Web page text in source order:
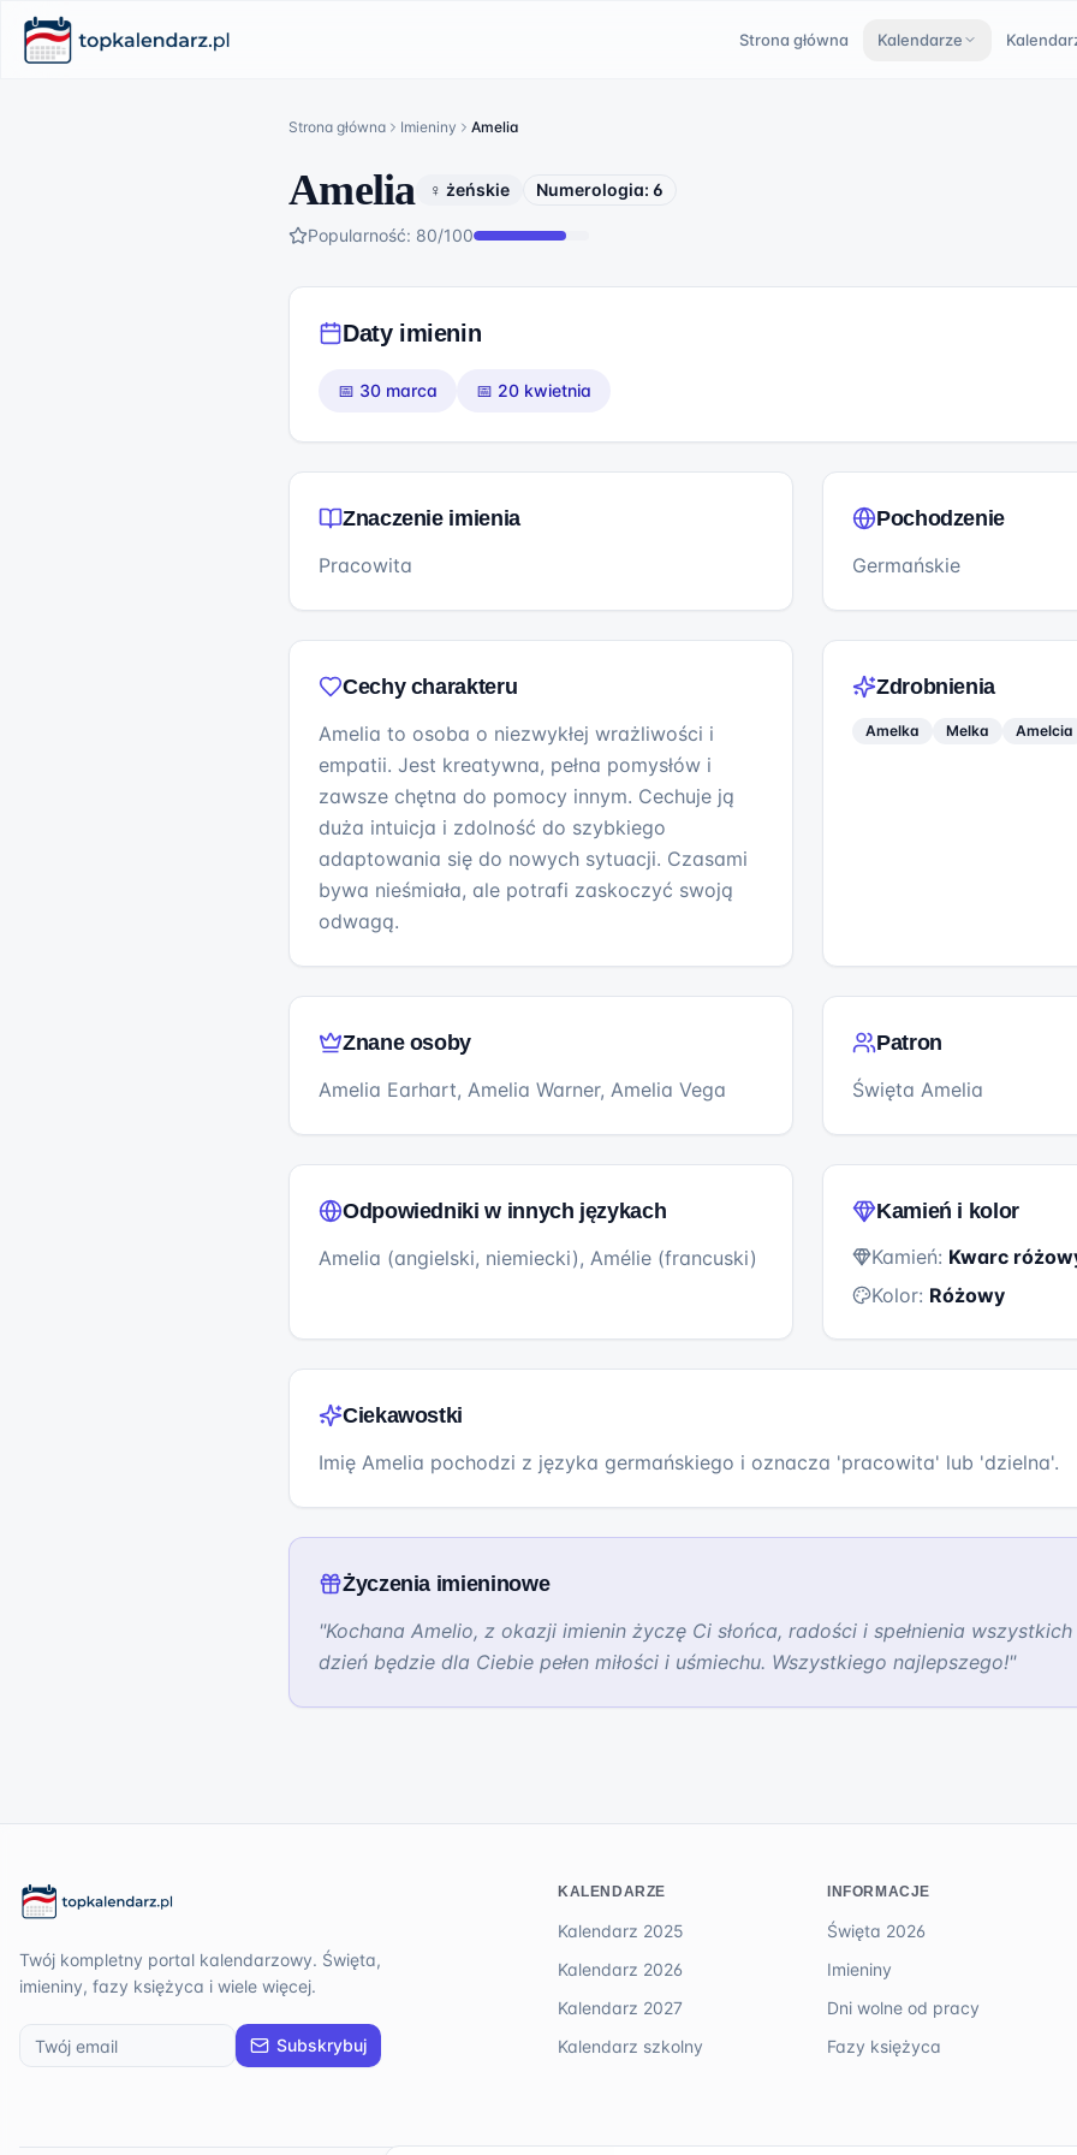
Strona główna Kalendarze
Strona główna Imieniny Amelia
Amelia ♀ żeńskie Numerologia: 6
Popularność: 80/100
Daty imienin
📅 30 marca 📅 20 kwietnia
Znaczenie imienia
Pracowita
Pochodzenie
Germańskie
Cechy charakteru
Amelia to osoba o niezwykłej wrażliwości i
empatii. Jest kreatywna, pełna pomysłów i
zawsze chętna do pomocy innym. Cechuje ją
duża intuicja i zdolność do szybkiego
adaptowania się do nowych sytuacji. Czasami
bywa nieśmiała, ale potrafi zaskoczyć swoją
odwagą.
Zdrobnienia
Amelka Melka Amelcia
Znane osoby
Amelia Earhart, Amelia Warner, Amelia Vega
Patron
Święta Amelia
Odpowiedniki w innych językach
Amelia (angielski, niemiecki), Amélie (francuski)
Kamień i kolor
Kamień: Kwarc
Kolor: Różowy
Ciekawostki
Imię Amelia pochodzi z języka germańskiego i oznacza 'pracowita' lub 'dzielna'.
Życzenia imieninowe
"Kochana Amelio, z okazji imienin życzę Ci słońca, radości i spełnienia
dzień będzie dla Ciebie pełen miłości i uśmiechu. Wszystkiego najlepszego!"
Twój kompletny portal kalendarzowy. Święta,
imieniny, fazy księżyca i wiele więcej.
Subskrybuj
KALENDARZE
Kalendarz 2025
Kalendarz 2026
Kalendarz 2027
Kalendarz szkolny
INFORMACJE
Święta 2026
Imieniny
Dni wolne od pracy
Fazy księżyca